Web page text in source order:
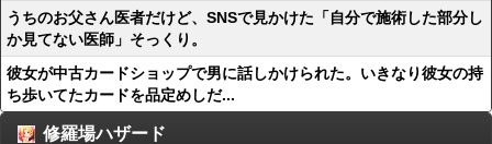
うちのお父さん医者だけど、SNSで見かけた「自分で施術した部分し
か見てない医師」そっくり。
彼女が中古カードショップで男に話しかけられた。いきなり彼女の持
ち歩いてたカードを品定めしだ...
修羅場ハザード